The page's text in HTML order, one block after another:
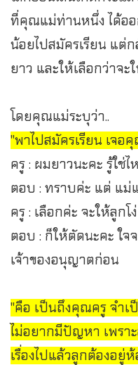
ที่คุณแม่ท่านหนึ่ง ได้ออ
น้อยไปสมัครเรียน แต่
ยาว และให้เลือกว่าจะ
โดยคุณแม่ระบุว่า..
"พาไปสมัครเรียน เจอ
ครู : ผมยาวนะคะ รู้ใช่
ตอบ : ทราบค่ะ แต่ แม่
ครู : เลือกค่ะ จะให้ลูก
ตอบ : ก็ให้ตัดนะคะ ใจ
เจ้าของอนุญาตก่อน
"คือ เป็นถึงคุณครู จำเ
ไม่อยากมีปัญหา เพรา
เรื่องไปแล้วลูกต้องอยู่